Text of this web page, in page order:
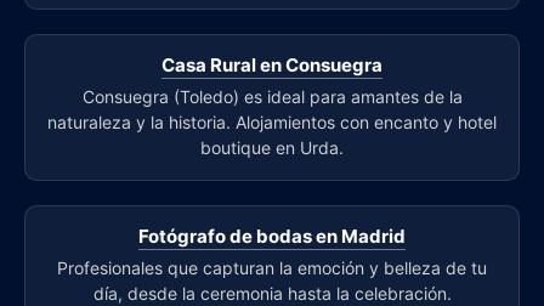
Casa Rural en Consuegra
Consuegra (Toledo) es ideal para amantes de la
naturaleza y la historia. Alojamientos con encanto y hotel
boutique en Urda.
Fotógrafo de bodas en Madrid
Profesionales que capturan la emoción y belleza de tu
día, desde la ceremonia hasta la celebración.